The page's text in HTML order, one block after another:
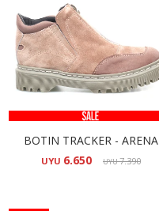
BOTIN TRACKER - ARENA
UYU 6.650 UYU7.390